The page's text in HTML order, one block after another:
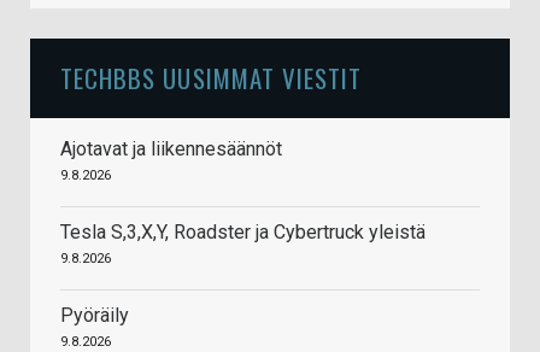
TECHBBS UUSIMMAT VIESTIT
Ajotavat ja liikennesäännöt
9.8.2026
Tesla S,3,X,Y, Roadster ja Cybertruck yleistä
9.8.2026
Pyöräily
9.8.2026